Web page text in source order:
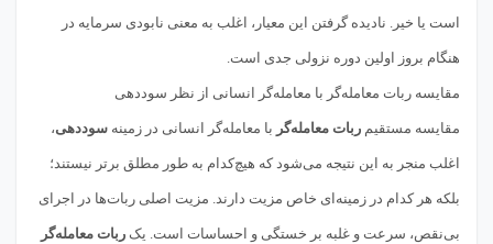
است یا خیر. نادیده گرفتن این معیار، اغلب به معنی نابودی سرمایه در
هنگام بروز اولین دوره نزولی جدی است.
مقایسه ربات معامله‌گر با معامله‌گر انسانی از نظر سوددهی
مقایسه مستقیم ربات معامله‌گر با معامله‌گر انسانی در زمینه سوددهی،
اغلب منجر به این نتیجه می‌شود که هیچ‌کدام به طور مطلق برتر نیستند؛
بلکه هر کدام در زمینه‌ای خاص مزیت دارند. مزیت اصلی ربات‌ها در اجرای
بی‌نقص، سرعت و غلبه بر خستگی و احساسات است. یک ربات معامله‌گر